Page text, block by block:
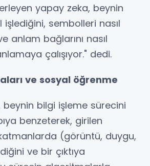
yapay zeka, beynin
işlediğini, sembolleri nasıl
anlam bağlarını nasıl
çalışıyor." dedi.
ve sosyal öğrenme
beynin bilgi işleme sürecini
benzeterek, girilen
(görüntü, duygu,
ve bir çıktıya